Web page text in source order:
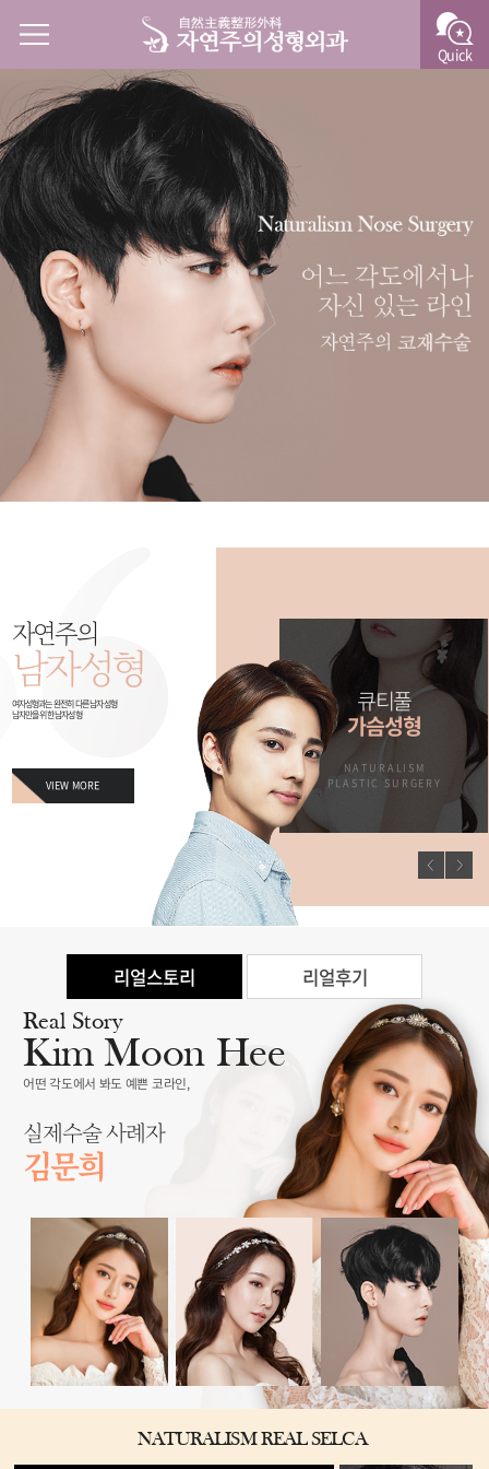
Quick
남자만을 위한
남자성형
NATURALISM
PLASTIC SURGERY
큐티풀
가슴성형
NATURALISM
PLASTIC SURGERY
자연주의
남자성형
여자성형과는 완전히 다른 남자성형
남자만을 위한 남자성형
VIEW MORE
리얼스토리 리얼후기
Real Story
Kim Moon Hee
어떤 각도에서 봐도 예쁜 코라인,
실제수술 사례자
김문희
NATURALISM REAL SELCA